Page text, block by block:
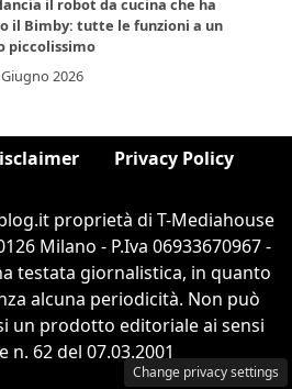
il robot da cucina che ha
il Bimby: tutte le funzioni a un
piccolissimo
2026
Privacy Policy
proprietà di T-Mediahouse
Milano - P.Iva 06933670967 -
testata giornalistica, in quanto
alcuna periodicità. Non può
un prodotto editoriale ai sensi
n. 62 del 07.03.2001
Change privacy settings